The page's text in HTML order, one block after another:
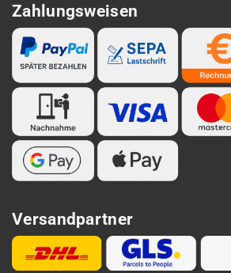
Zahlungsweisen
Versandpartner